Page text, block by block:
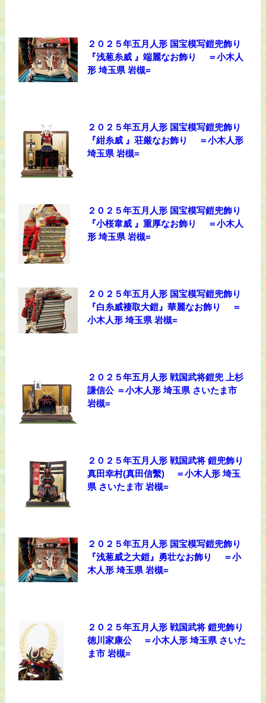
２０２５年五月人形 国宝模写鎧兜飾り
『浅葱糸威 』端麗なお飾り ＝小木人
形 埼玉県 岩槻=
２０２５年五月人形 国宝模写鎧兜飾り
『紺糸威 』荘厳なお飾り ＝小木人形
埼玉県 岩槻=
２０２５年五月人形 国宝模写鎧兜飾り
『小桜韋威 』重厚なお飾り ＝小木人
形 埼玉県 岩槻=
２０２５年五月人形 国宝模写鎧兜飾り
『白糸威褄取大鎧』華麗なお飾り ＝
小木人形 埼玉県 岩槻=
２０２５年五月人形 戦国武将鎧兜 上杉
謙信公 ＝小木人形 埼玉県 さいたま市
岩槻=
２０２５年五月人形 戦国武将 鎧兜飾り
真田幸村(真田信繫) ＝小木人形 埼玉
県 さいたま市 岩槻=
２０２５年五月人形 国宝模写鎧兜飾り
『浅葱威之大鎧』勇壮なお飾り ＝小
木人形 埼玉県 岩槻=
２０２５年五月人形 戦国武将 鎧兜飾り
徳川家康公 ＝小木人形 埼玉県 さいた
ま市 岩槻=